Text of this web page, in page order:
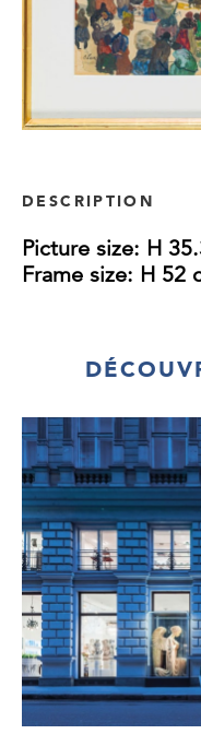
DESCRIPTION
Picture size: H
Frame size: H 52